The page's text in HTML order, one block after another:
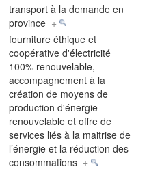
transport à la demande en
province +
fourniture éthique et
coopérative d'électricité
100% renouvelable,
accompagnement à la
création de moyens de
production d'énergie
renouvelable et offre de
services liés à la maitrise de
l’énergie et la réduction des
consommations +